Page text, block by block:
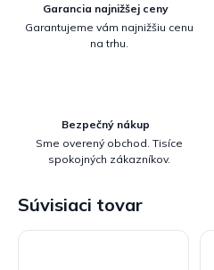
Garancia najnižšej ceny
Garantujeme vám najnižšiu cenu
na trhu.
Bezpečný nákup
Sme overený obchod. Tisíce
spokojných zákazníkov.
Súvisiaci tovar